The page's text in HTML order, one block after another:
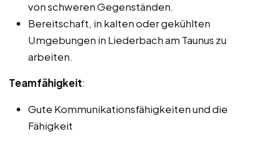
von schweren Gegenständen.
Bereitschaft, in kalten oder gekühlten
Umgebungen in Liederbach am Taunus zu
arbeiten.
Teamfähigkeit:
Gute Kommunikationsfähigkeiten und die
Fähigkeit